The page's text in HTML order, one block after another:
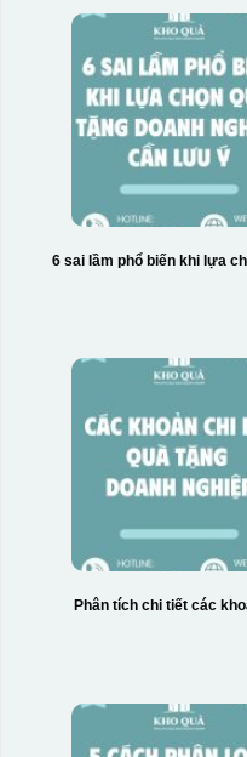
Hộp xi 2 cốc
Hộp xi biểu trưng
6 sai lầm phổ biến khi lựa
Phân tích chi tiết các